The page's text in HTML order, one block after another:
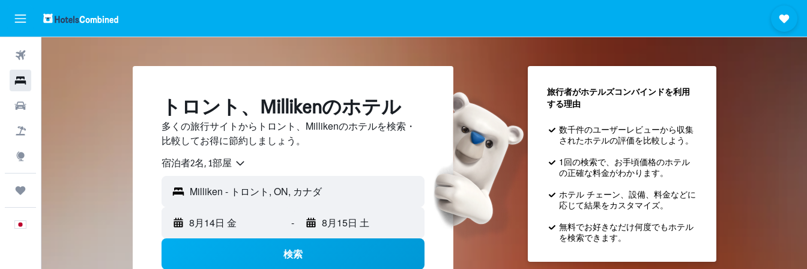
トロント、Millikenのホテル
多くの旅行サイトからトロント、Millikenのホテルを検索・
比較してお得に節約しましょう。
宿泊者2名, 1​部屋
8月14日 金 - 8月15日 土
検索
旅行者がホテルズコンバインド​を利用
する理由
数千件のユーザーレビューから収集
されたホテルの評価を比較しよう。
1回の検索で、お手頃価格のホテル
の正確な料金がわかります。
ホテル チェーン、設備、料金などに
応じて結果をカスタマイズ。
無料でお好きなだけ何度でもホテル
を検索できます。